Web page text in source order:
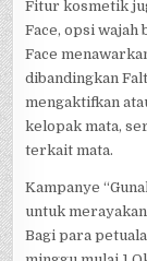
Fitur kosmetik
Face, opsi wajah
Face
dibandingkan
mengaktifkan
kelopak mata,
terkait mata.
Kampanye
untuk
Bagi para